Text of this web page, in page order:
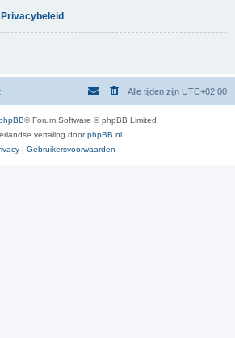
Privacybeleid
Alle tijden zijn UTC+02:00
® Forum Software © phpBB Limited
vertaling doorphpBB.nl
| Gebruikersvoorwaarden